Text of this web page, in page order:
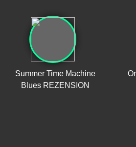
Summer Time Machine
Blues REZENSION